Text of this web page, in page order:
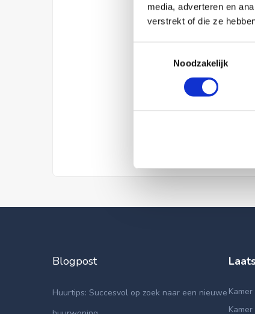
media, adverteren en
verstrekt of die ze
Noodzakelijk
Blogpost
Huurtips: Succesvol op zoek naar een nieuwe